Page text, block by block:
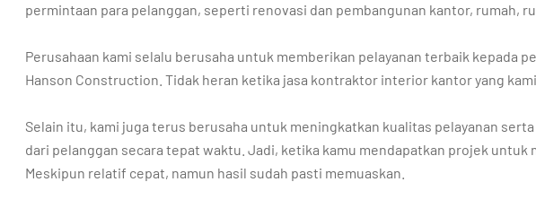
permintaan para pelanggan, seperti renovasi dan pembangunan kantor, rumah,
Perusahaan kami selalu berusaha untuk memberikan pelayanan terbaik kepada
Hanson Construction. Tidak heran ketika jasa kontraktor interior kantor yang
Selain itu, kami juga terus berusaha untuk meningkatkan kualitas pelayanan
dari pelanggan secara tepat waktu. Jadi, ketika kamu mendapatkan projek
Meskipun relatif cepat, namun hasil sudah pasti memuaskan.